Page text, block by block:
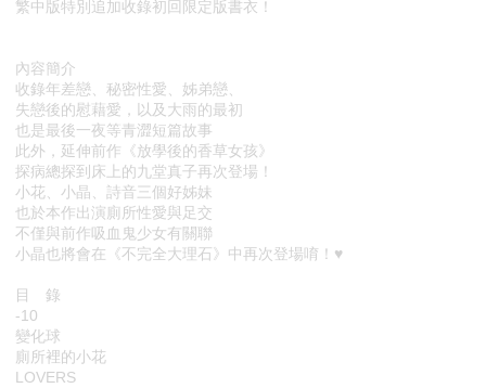
繁中版特別追加收錄初回限定版書衣！
內容簡介
收錄年差戀、秘密性愛、姊弟戀、
失戀後的慰藉愛，以及大雨的最初
也是最後一夜等青澀短篇故事
此外，延伸前作《放學後的香草女孩》
探病總探到床上的九堂真子再次登場！
小花、小晶、詩音三個好姊妹
也於本作出演廁所性愛與足交
不僅與前作吸血鬼少女有關聯
小晶也將會在《不完全大理石》中再次登場唷！♥
目 錄
-10
變化球
廁所裡的小花
LOVERS